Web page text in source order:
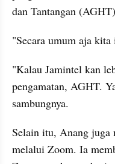
dan Tantangan
"Secara umum aja
"Kalau Jamintel kan
pengamatan, AGHT.
sambungnya.
Selain itu, Anang juga
melalui Zoom. Ia